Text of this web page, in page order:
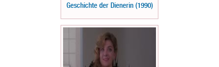
Geschichte der Dienerin (1990)